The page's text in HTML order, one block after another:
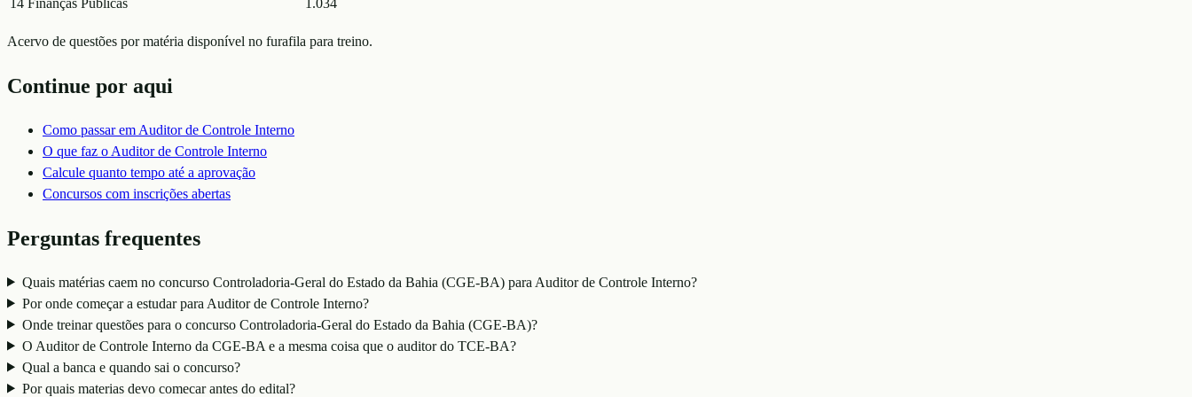
Acervo de questões por matéria disponível no furafila para treino.
Continue por aqui
Como passar em Auditor de Controle Interno
O que faz o Auditor de Controle Interno
Calcule quanto tempo até a aprovação
Concursos com inscrições abertas
Perguntas frequentes
Quais matérias caem no concurso Controladoria-Geral do Estado da Bahia (CGE-BA) para Auditor de Controle Interno?
Por onde começar a estudar para Auditor de Controle Interno?
Onde treinar questões para o concurso Controladoria-Geral do Estado da Bahia (CGE-BA)?
O Auditor de Controle Interno da CGE-BA e a mesma coisa que o auditor do TCE-BA?
Qual a banca e quando sai o concurso?
Por quais materias devo comecar antes do edital?